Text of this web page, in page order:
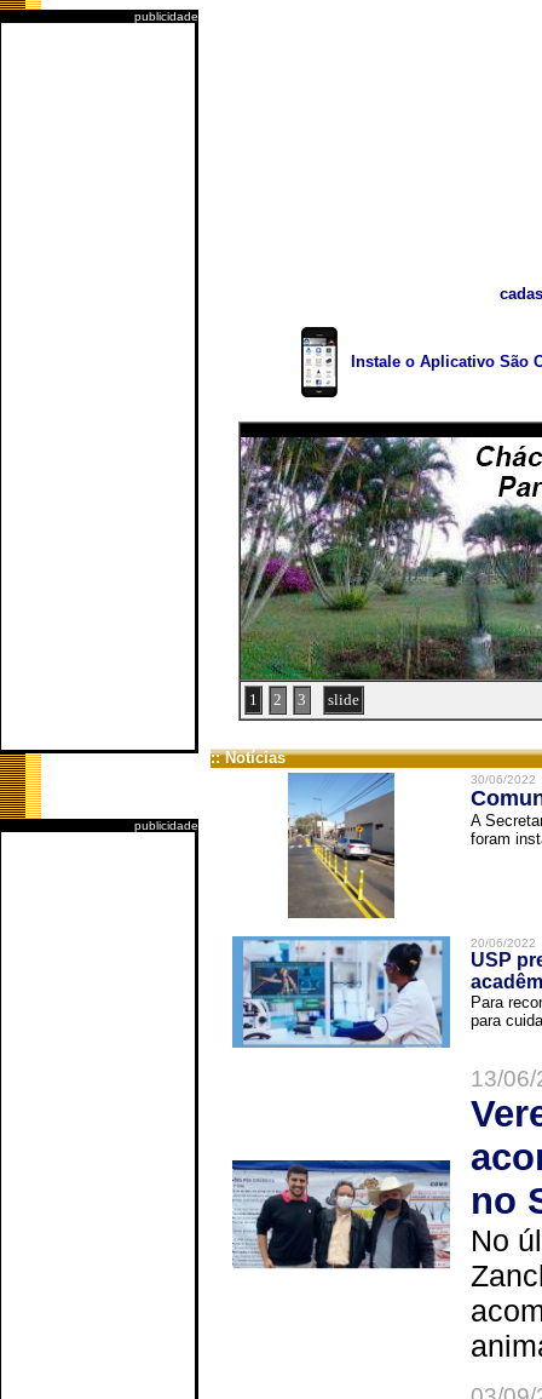
publicidade
publicidade
Instale o Aplicativo São
1 2 3 slide
:: Notícias
30/06/2022
A
foram
20/06/2022
USP
Para
para
13/
no
No